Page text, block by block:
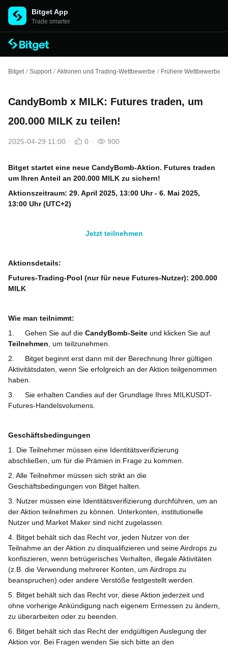
Bitget App
Trade smarter
Bitget / Support / Aktionen und Trading-Wettbewerbe / Frühere Wettbewerbe
CandyBomb x MILK: Futures traden, um
200.000 MILK zu teilen!
2025-04-29 11:00 0 900
Bitget startet eine neue CandyBomb-Aktion. Futures traden
um Ihren Anteil an 200.000 MILK zu sichern!
Aktionszeitraum: 29. April 2025, 13:00 Uhr - 6. Mai 2025,
13:00 Uhr (UTC+2)
Jetzt teilnehmen
Aktionsdetails:
Futures-Trading-Pool (nur für neue Futures-Nutzer): 200.000
MILK
Wie man teilnimmt:
1.
Gehen Sie auf die CandyBomb-Seite und klicken Sie auf
Teilnehmen , um teilzunehmen.
2.
Bitget beginnt erst dann mit der Berechnung Ihrer gültigen
Aktivitätsdaten, wenn Sie erfolgreich an der Aktion teilgenommen
haben.
3.
Sie erhalten Candies auf der Grundlage Ihres MILKUSDT-
Futures-Handelsvolumens.
Geschäftsbedingungen
1. Die Teilnehmer müssen eine Identitätsverifizierung
abschließen, um für die Prämien in Frage zu kommen.
2. Alle Teilnehmer müssen sich strikt an die
Geschäftsbedingungen von Bitget halten.
3. Nutzer müssen eine Identitätsverifizierung durchführen, um an
der Aktion teilnehmen zu können. Unterkonten, institutionelle
Nutzer und Market Maker sind nicht zugelassen.
4. Bitget behält sich das Recht vor, jeden Nutzer von der
Teilnahme an der Aktion zu disqualifizieren und seine Airdrops zu
konfiszieren, wenn betrügerisches Verhalten, illegale Aktivitäten
(z.B. die Verwendung mehrerer Konten, um Airdrops zu
beanspruchen) oder andere Verstöße festgestellt werden.
5. Bitget behält sich das Recht vor, diese Aktion jederzeit und
ohne vorherige Ankündigung nach eigenem Ermessen zu ändern,
zu überarbeiten oder zu beenden.
6. Bitget behält sich das Recht der endgültigen Auslegung der
Aktion vor. Bei Fragen wenden Sie sich bitte an den